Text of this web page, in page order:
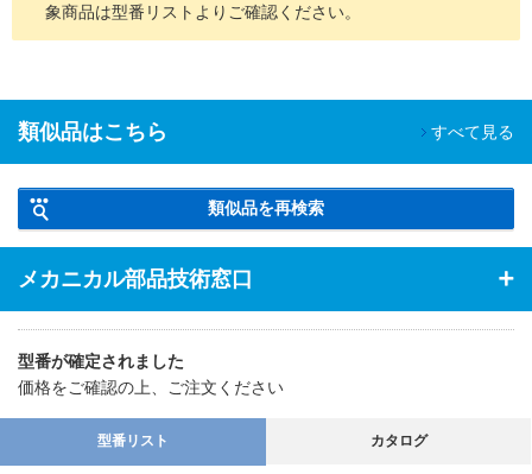
象商品は型番リストよりご確認ください。
類似品はこちら すべて見る
類似品を再検索
メカニカル部品技術窓口
型番が確定されました
価格をご確認の上、ご注文ください
型番リスト カタログ